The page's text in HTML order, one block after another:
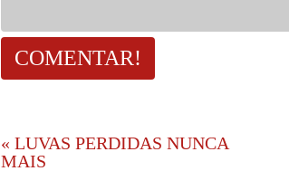
« LUVAS PERDIDAS NUNCA
MAIS